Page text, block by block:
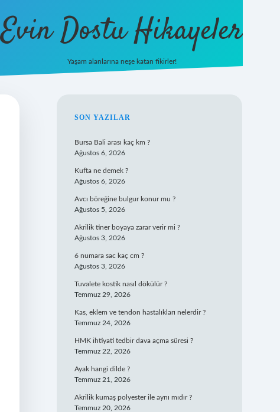
Evin Dostu Hikayeler
Yaşam alanlarına neşe katan fikirler!
SIDEBAR
SON YAZILAR
Bursa Bali arası kaç km ?
Ağustos 6, 2026
Kufta ne demek ?
Ağustos 6, 2026
Avcı böreğine bulgur konur mu ?
Ağustos 5, 2026
Akrilik tiner boyaya zarar verir mi ?
Ağustos 3, 2026
6 numara sac kaç cm ?
Ağustos 3, 2026
Tuvalete kostik nasıl dökülür ?
Temmuz 29, 2026
Kas, eklem ve tendon hastalıkları nelerdir ?
Temmuz 24, 2026
HMK ihtiyati tedbir dava açma süresi ?
Temmuz 22, 2026
Ayak hangi dilde ?
Temmuz 21, 2026
Akrilik kumaş polyester ile aynı mıdır ?
Temmuz 20, 2026